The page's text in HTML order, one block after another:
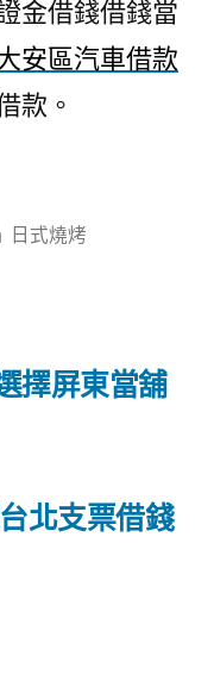
金借錢借錢當
安區汽車借款
款。
分
日式燒烤
北支票借錢
擇屏東當舖